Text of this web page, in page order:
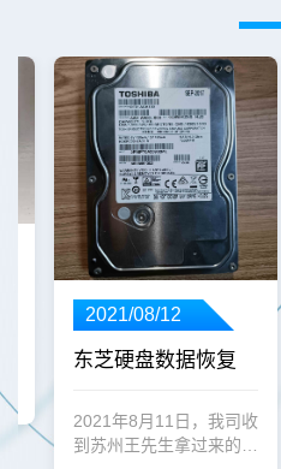
2021/08/12
东芝硬盘数据恢复
2021年8月11日，我司收
到苏州王先生拿过来的东